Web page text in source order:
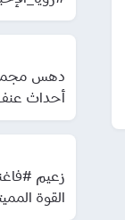
دهس
أحداث
زعيم
القوة